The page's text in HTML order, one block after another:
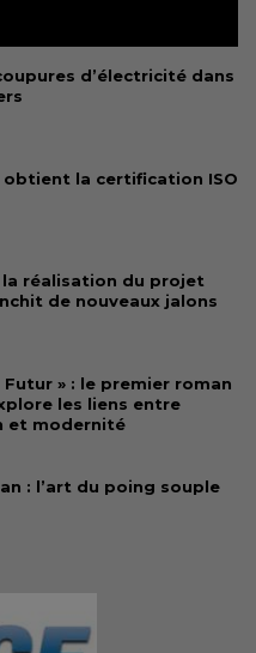
d’électricité dans
obtient la certification ISO
réalisation du projet
de nouveaux jalons
Futur » : le premier roman
les liens entre
et modernité
: l’art du poing souple